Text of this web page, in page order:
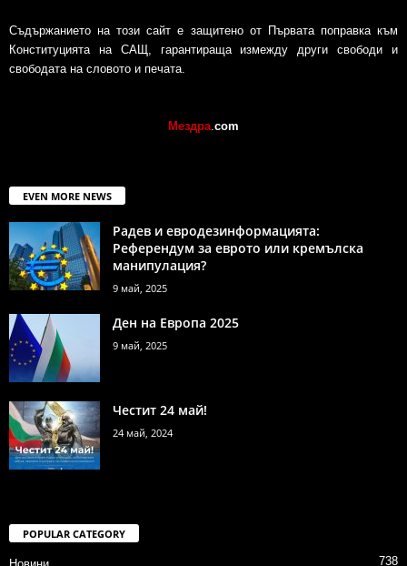
Съдържанието на този сайт е защитено от Първата поправка към
Конституцията на САЩ, гарантираща измежду други свободи и
свободата на словото и печата.
Мездра com
EVEN MORE NEWS
Радев и евродезинформацията:
Референдум за еврото или кремълска
манипулация?
9 май, 2025
Ден на Европа 2025
9 май, 2025
Честит 24 май!
24 май, 2024
POPULAR CATEGORY
738